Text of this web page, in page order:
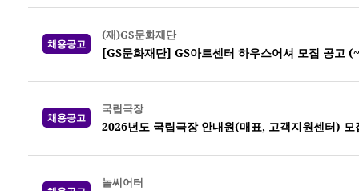
채용공고
(재)GS문화재단
[GS문화재단] GS아트센터 하우스어셔 모집 공고
채용공고
국립극장
2026년도 국립극장 안내원(매표, 고객지원센터)
놀씨어터